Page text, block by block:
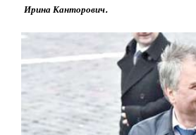
Ирина Канторович.